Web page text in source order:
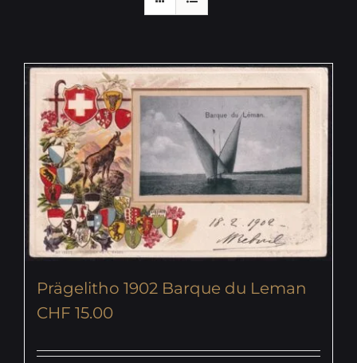
Prägelitho 1902 Barque du Leman
CHF 15.00